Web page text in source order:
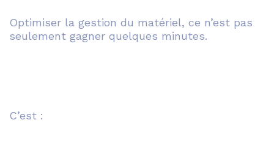
Optimiser la gestion du matériel, ce n’est pas
seulement gagner quelques minutes.
C’est :